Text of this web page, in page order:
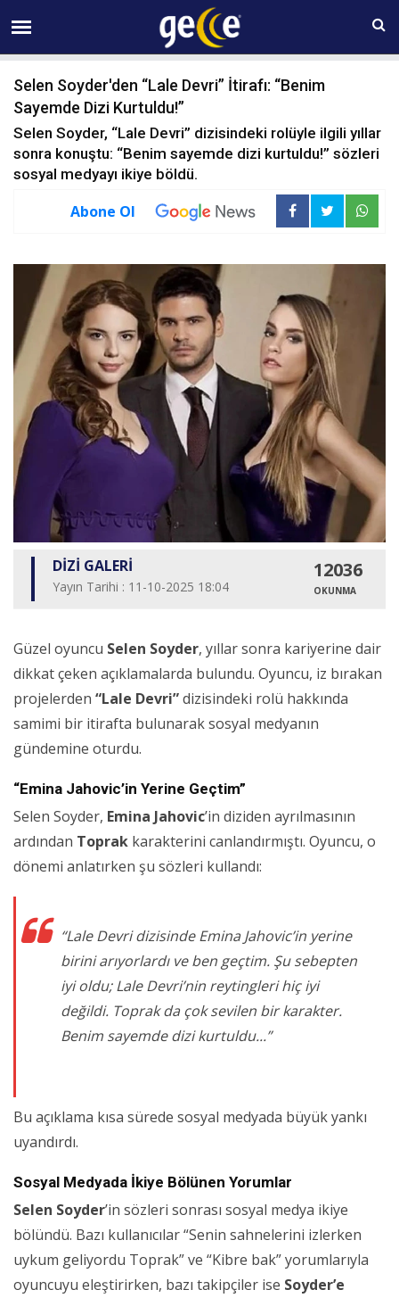
10 AĞUSTOS Pazartesi 08:46
Selen Soyder'den “Lale Devri” İtirafı: “Benim
Sayemde Dizi Kurtuldu!”
Selen Soyder, “Lale Devri” dizisindeki rolüyle ilgili yıllar
sonra konuştu: “Benim sayemde dizi kurtuldu!” sözleri
sosyal medyayı ikiye böldü.
Abone Ol
DİZİ GALERİ
Yayın Tarihi : 11-10-2025 18:04
12036
OKUNMA
Güzel oyuncu Selen Soyder, yıllar sonra kariyerine dair
dikkat çeken açıklamalarda bulundu. Oyuncu, iz bırakan
projelerden “Lale Devri”dizisindeki rolü hakkında
samimi bir itirafta bulunarak sosyal medyanın
gündemine oturdu.
“Emina Jahovic’in Yerine Geçtim”
Selen Soyder, Emina Jahovic’in diziden ayrılmasının
ardından Toprak karakterini canlandırmıştı. Oyuncu, o
dönemi anlatırken şu sözleri kullandı:
“Lale Devri dizisinde Emina Jahovic’in yerine
birini arıyorlardı ve ben geçtim. Şu sebepten
iyi oldu; Lale Devri’nin reytingleri hiç iyi
değildi. Toprak da çok sevilen bir karakter.
Benim sayemde dizi kurtuldu...”
Bu açıklama kısa sürede sosyal medyada büyük yankı
uyandırdı.
Sosyal Medyada İkiye Bölünen Yorumlar
Selen Soyder’in sözleri sonrası sosyal medya ikiye
bölündü. Bazı kullanıcılar “Senin sahnelerini izlerken
uykum geliyordu Toprak” ve “Kibre bak” yorumlarıyla
oyuncuyu eleştirirken, bazı takipçiler ise Soyder’e